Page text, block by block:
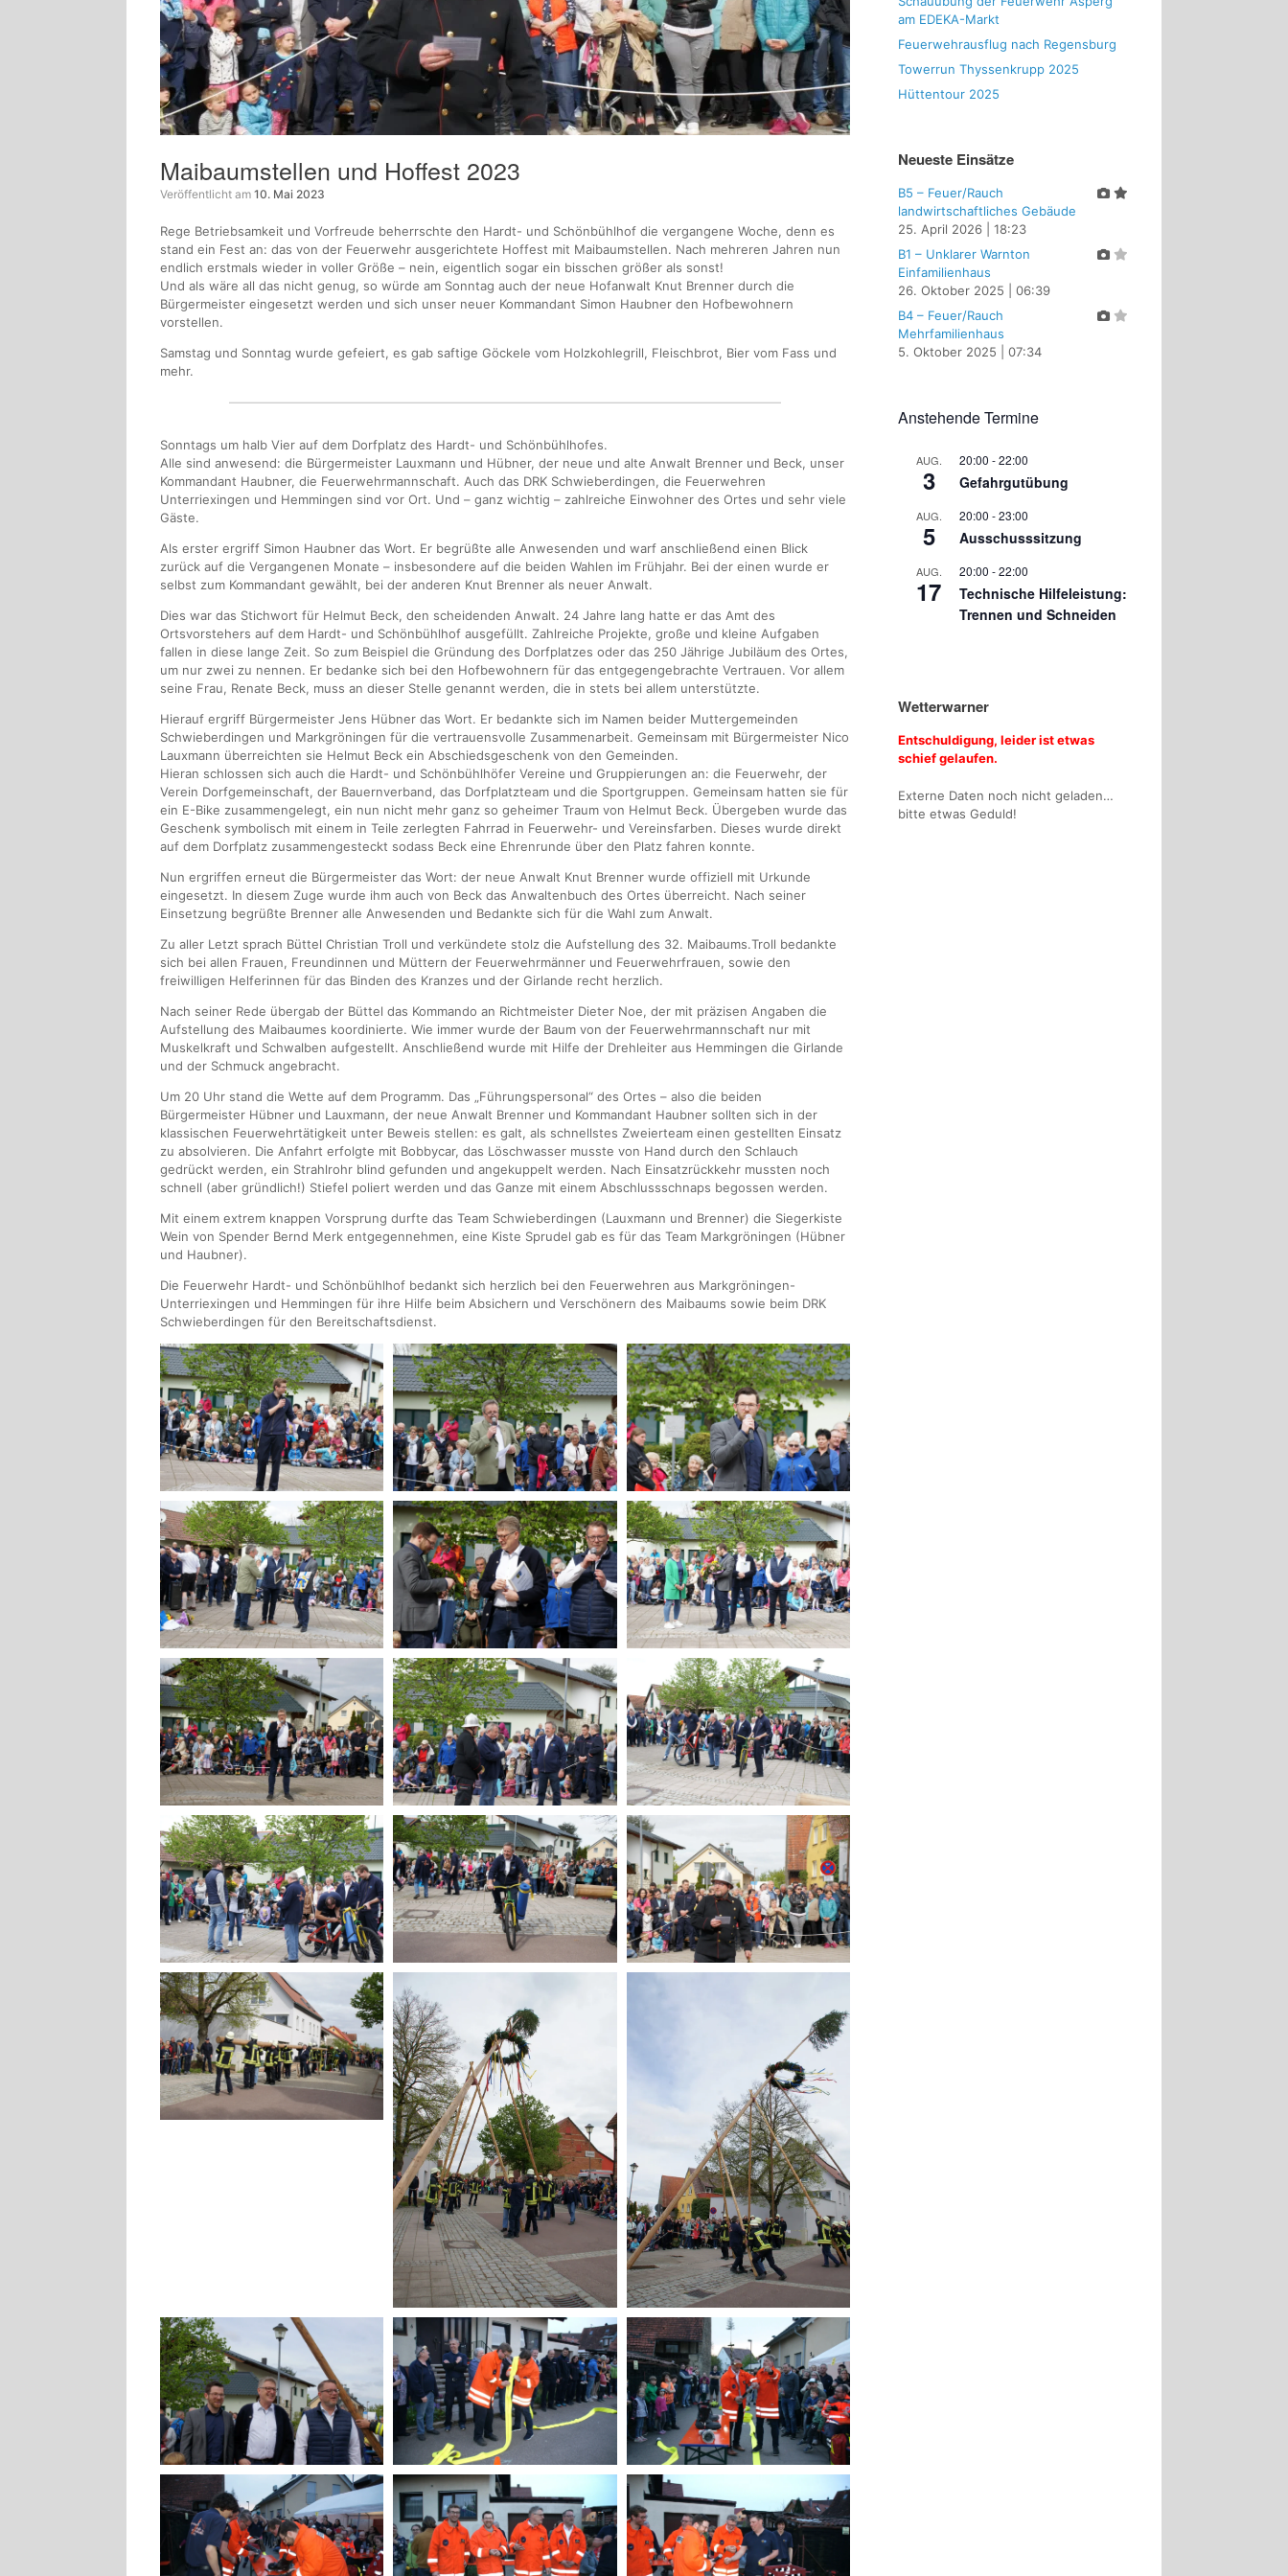
Maibaumstellen und Hoffest 2023
Veröffentlicht am 10. Mai 2023
Rege Betriebsamkeit und Vorfreude beherrschte den Hardt- und Schönbühlhof die vergangene Woche, denn es
stand ein Fest an: das von der Feuerwehr ausgerichtete Hoffest mit Maibaumstellen. Nach mehreren Jahren nun
endlich erstmals wieder in voller Größe – nein, eigentlich sogar ein bisschen größer als sonst!
Und als wäre all das nicht genug, so würde am Sonntag auch der neue Hofanwalt Knut Brenner durch die
Bürgermeister eingesetzt werden und sich unser neuer Kommandant Simon Haubner den Hofbewohnern
vorstellen.
Samstag und Sonntag wurde gefeiert, es gab saftige Göckele vom Holzkohlegrill, Fleischbrot, Bier vom Fass und
mehr.
Sonntags um halb Vier auf dem Dorfplatz des Hardt- und Schönbühlhofes.
Alle sind anwesend: die Bürgermeister Lauxmann und Hübner, der neue und alte Anwalt Brenner und Beck, unser
Kommandant Haubner, die Feuerwehrmannschaft. Auch das DRK Schwieberdingen, die Feuerwehren
Unterriexingen und Hemmingen sind vor Ort. Und – ganz wichtig – zahlreiche Einwohner des Ortes und sehr viele
Gäste.
Als erster ergriff Simon Haubner das Wort. Er begrüßte alle Anwesenden und warf anschließend einen Blick
zurück auf die Vergangenen Monate – insbesondere auf die beiden Wahlen im Frühjahr. Bei der einen wurde er
selbst zum Kommandant gewählt, bei der anderen Knut Brenner als neuer Anwalt.
Dies war das Stichwort für Helmut Beck, den scheidenden Anwalt. 24 Jahre lang hatte er das Amt des
Ortsvorstehers auf dem Hardt- und Schönbühlhof ausgefüllt. Zahlreiche Projekte, große und kleine Aufgaben
fallen in diese lange Zeit. So zum Beispiel die Gründung des Dorfplatzes oder das 250 Jährige Jubiläum des Ortes,
um nur zwei zu nennen. Er bedanke sich bei den Hofbewohnern für das entgegengebrachte Vertrauen. Vor allem
seine Frau, Renate Beck, muss an dieser Stelle genannt werden, die in stets bei allem unterstützte.
Hierauf ergriff Bürgermeister Jens Hübner das Wort. Er bedankte sich im Namen beider Muttergemeinden
Schwieberdingen und Markgröningen für die vertrauensvolle Zusammenarbeit. Gemeinsam mit Bürgermeister Nico
Lauxmann überreichten sie Helmut Beck ein Abschiedsgeschenk von den Gemeinden.
Hieran schlossen sich auch die Hardt- und Schönbühlhöfer Vereine und Gruppierungen an: die Feuerwehr, der
Verein Dorfgemeinschaft, der Bauernverband, das Dorfplatzteam und die Sportgruppen. Gemeinsam hatten sie für
ein E-Bike zusammengelegt, ein nun nicht mehr ganz so geheimer Traum von Helmut Beck. Übergeben wurde das
Geschenk symbolisch mit einem in Teile zerlegten Fahrrad in Feuerwehr- und Vereinsfarben. Dieses wurde direkt
auf dem Dorfplatz zusammengesteckt sodass Beck eine Ehrenrunde über den Platz fahren konnte.
Nun ergriffen erneut die Bürgermeister das Wort: der neue Anwalt Knut Brenner wurde offiziell mit Urkunde
eingesetzt. In diesem Zuge wurde ihm auch von Beck das Anwaltenbuch des Ortes überreicht. Nach seiner
Einsetzung begrüßte Brenner alle Anwesenden und Bedankte sich für die Wahl zum Anwalt.
Zu aller Letzt sprach Büttel Christian Troll und verkündete stolz die Aufstellung des 32. Maibaums.Troll bedankte
sich bei allen Frauen, Freundinnen und Müttern der Feuerwehrmänner und Feuerwehrfrauen, sowie den
freiwilligen Helferinnen für das Binden des Kranzes und der Girlande recht herzlich.
Nach seiner Rede übergab der Büttel das Kommando an Richtmeister Dieter Noe, der mit präzisen Angaben die
Aufstellung des Maibaumes koordinierte. Wie immer wurde der Baum von der Feuerwehrmannschaft nur mit
Muskelkraft und Schwalben aufgestellt. Anschließend wurde mit Hilfe der Drehleiter aus Hemmingen die Girlande
und der Schmuck angebracht.
Um 20 Uhr stand die Wette auf dem Programm. Das „Führungspersonal“ des Ortes – also die beiden
Bürgermeister Hübner und Lauxmann, der neue Anwalt Brenner und Kommandant Haubner sollten sich in der
klassischen Feuerwehrtätigkeit unter Beweis stellen: es galt, als schnellstes Zweierteam einen gestellten Einsatz
zu absolvieren. Die Anfahrt erfolgte mit Bobbycar, das Löschwasser musste von Hand durch den Schlauch
gedrückt werden, ein Strahlrohr blind gefunden und angekuppelt werden. Nach Einsatzrückkehr mussten noch
schnell (aber gründlich!) Stiefel poliert werden und das Ganze mit einem Abschlussschnaps begossen werden.
Mit einem extrem knappen Vorsprung durfte das Team Schwieberdingen (Lauxmann und Brenner) die Siegerkiste
Wein von Spender Bernd Merk entgegennehmen, eine Kiste Sprudel gab es für das Team Markgröningen (Hübner
und Haubner).
Die Feuerwehr Hardt- und Schönbühlhof bedankt sich herzlich bei den Feuerwehren aus Markgröningen-
Unterriexingen und Hemmingen für ihre Hilfe beim Absichern und Verschönern des Maibaums sowie beim DRK
Schwieberdingen für den Bereitschaftsdienst.
am EDEKA-Markt
Feuerwehrausflug nach Regensburg
Towerrun Thyssenkrupp 2025
Hüttentour 2025
Neueste Einsätze
B5 – Feuer/Rauch
landwirtschaftliches Gebäude
25. April 2026 |18:23
B1 – Unklarer Warnton
Einfamilienhaus
26. Oktober 2025 |06:39
B4 – Feuer/Rauch
Mehrfamilienhaus
5. Oktober 2025 |07:34
Anstehende Termine
AUG.
3
20:00 -22:00
Gefahrgutübung
AUG.
5
20:00 -23:00
Ausschusssitzung
AUG.
17
20:00 -22:00
Technische Hilfeleistung:
Trennen und Schneiden
Wetterwarner
Entschuldigung, leider ist etwas
schief gelaufen.
Externe Daten noch nicht geladen…
bitte etwas Geduld!